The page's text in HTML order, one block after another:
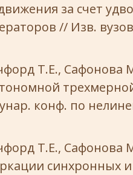
за счет
// Изв.
Т.Е., Сафонова
конф. по
Т.Е., Сафонова
синхронных